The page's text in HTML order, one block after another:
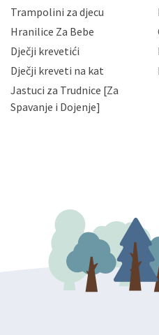
zaposlenicima kojima su
slučajevima koji su
da možete u svako
zatražiti prestanak
podataka. Opoziv privole
gore navedenu adresu ili
Trampolini za djecu
Hranilice Za Bebe
Dječji krevetići
Dječji kreveti na kat
Jastuci za Trudnice [Za
Spavanje i Dojenje]